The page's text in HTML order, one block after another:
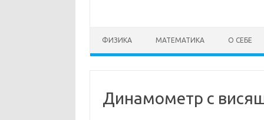
ФИЗИКА МАТЕМАТИКА О СЕБЕ
Динамометр с